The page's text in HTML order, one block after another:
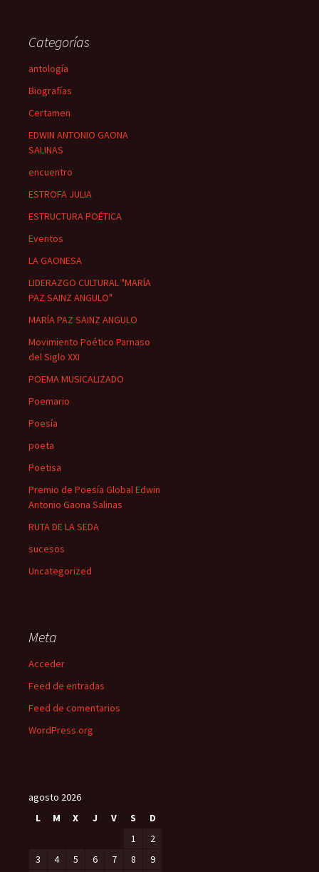
Categorías
antología
Biografías
Certamen
EDWIN ANTONIO GAONA
SALINAS
encuentro
ESTROFA JULIA
ESTRUCTURA POÉTICA
Eventos
LA GAONESA
LIDERAZGO CULTURAL "MARÍA
PAZ SAINZ ANGULO"
MARÍA PAZ SAINZ ANGULO
Movimiento Poético Parnaso
del Siglo XXI
POEMA MUSICALIZADO
Poemario
Poesía
poeta
Poetisa
Premio de Poesía Global Edwin
Antonio Gaona Salinas
RUTA DE LA SEDA
sucesos
Uncategorized
Meta
Acceder
Feed de entradas
Feed de comentarios
WordPress.org
agosto 2026
L
M X J V S
D
1
2
3
4 5 6 7 8
9